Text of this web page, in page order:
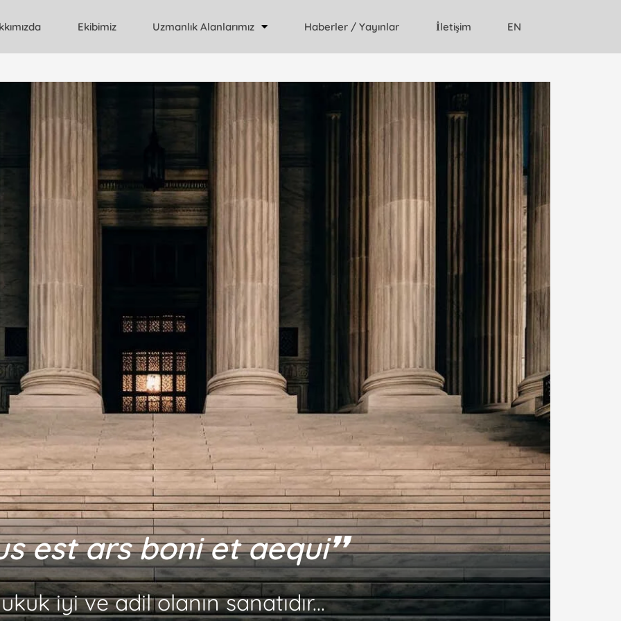
Ekibimiz Uzmanlık Alanlarımız Haberler / Yayınlar İletişim EN
est ars boni et aequi❜❜
iyi ve adil olanın sanatıdır...